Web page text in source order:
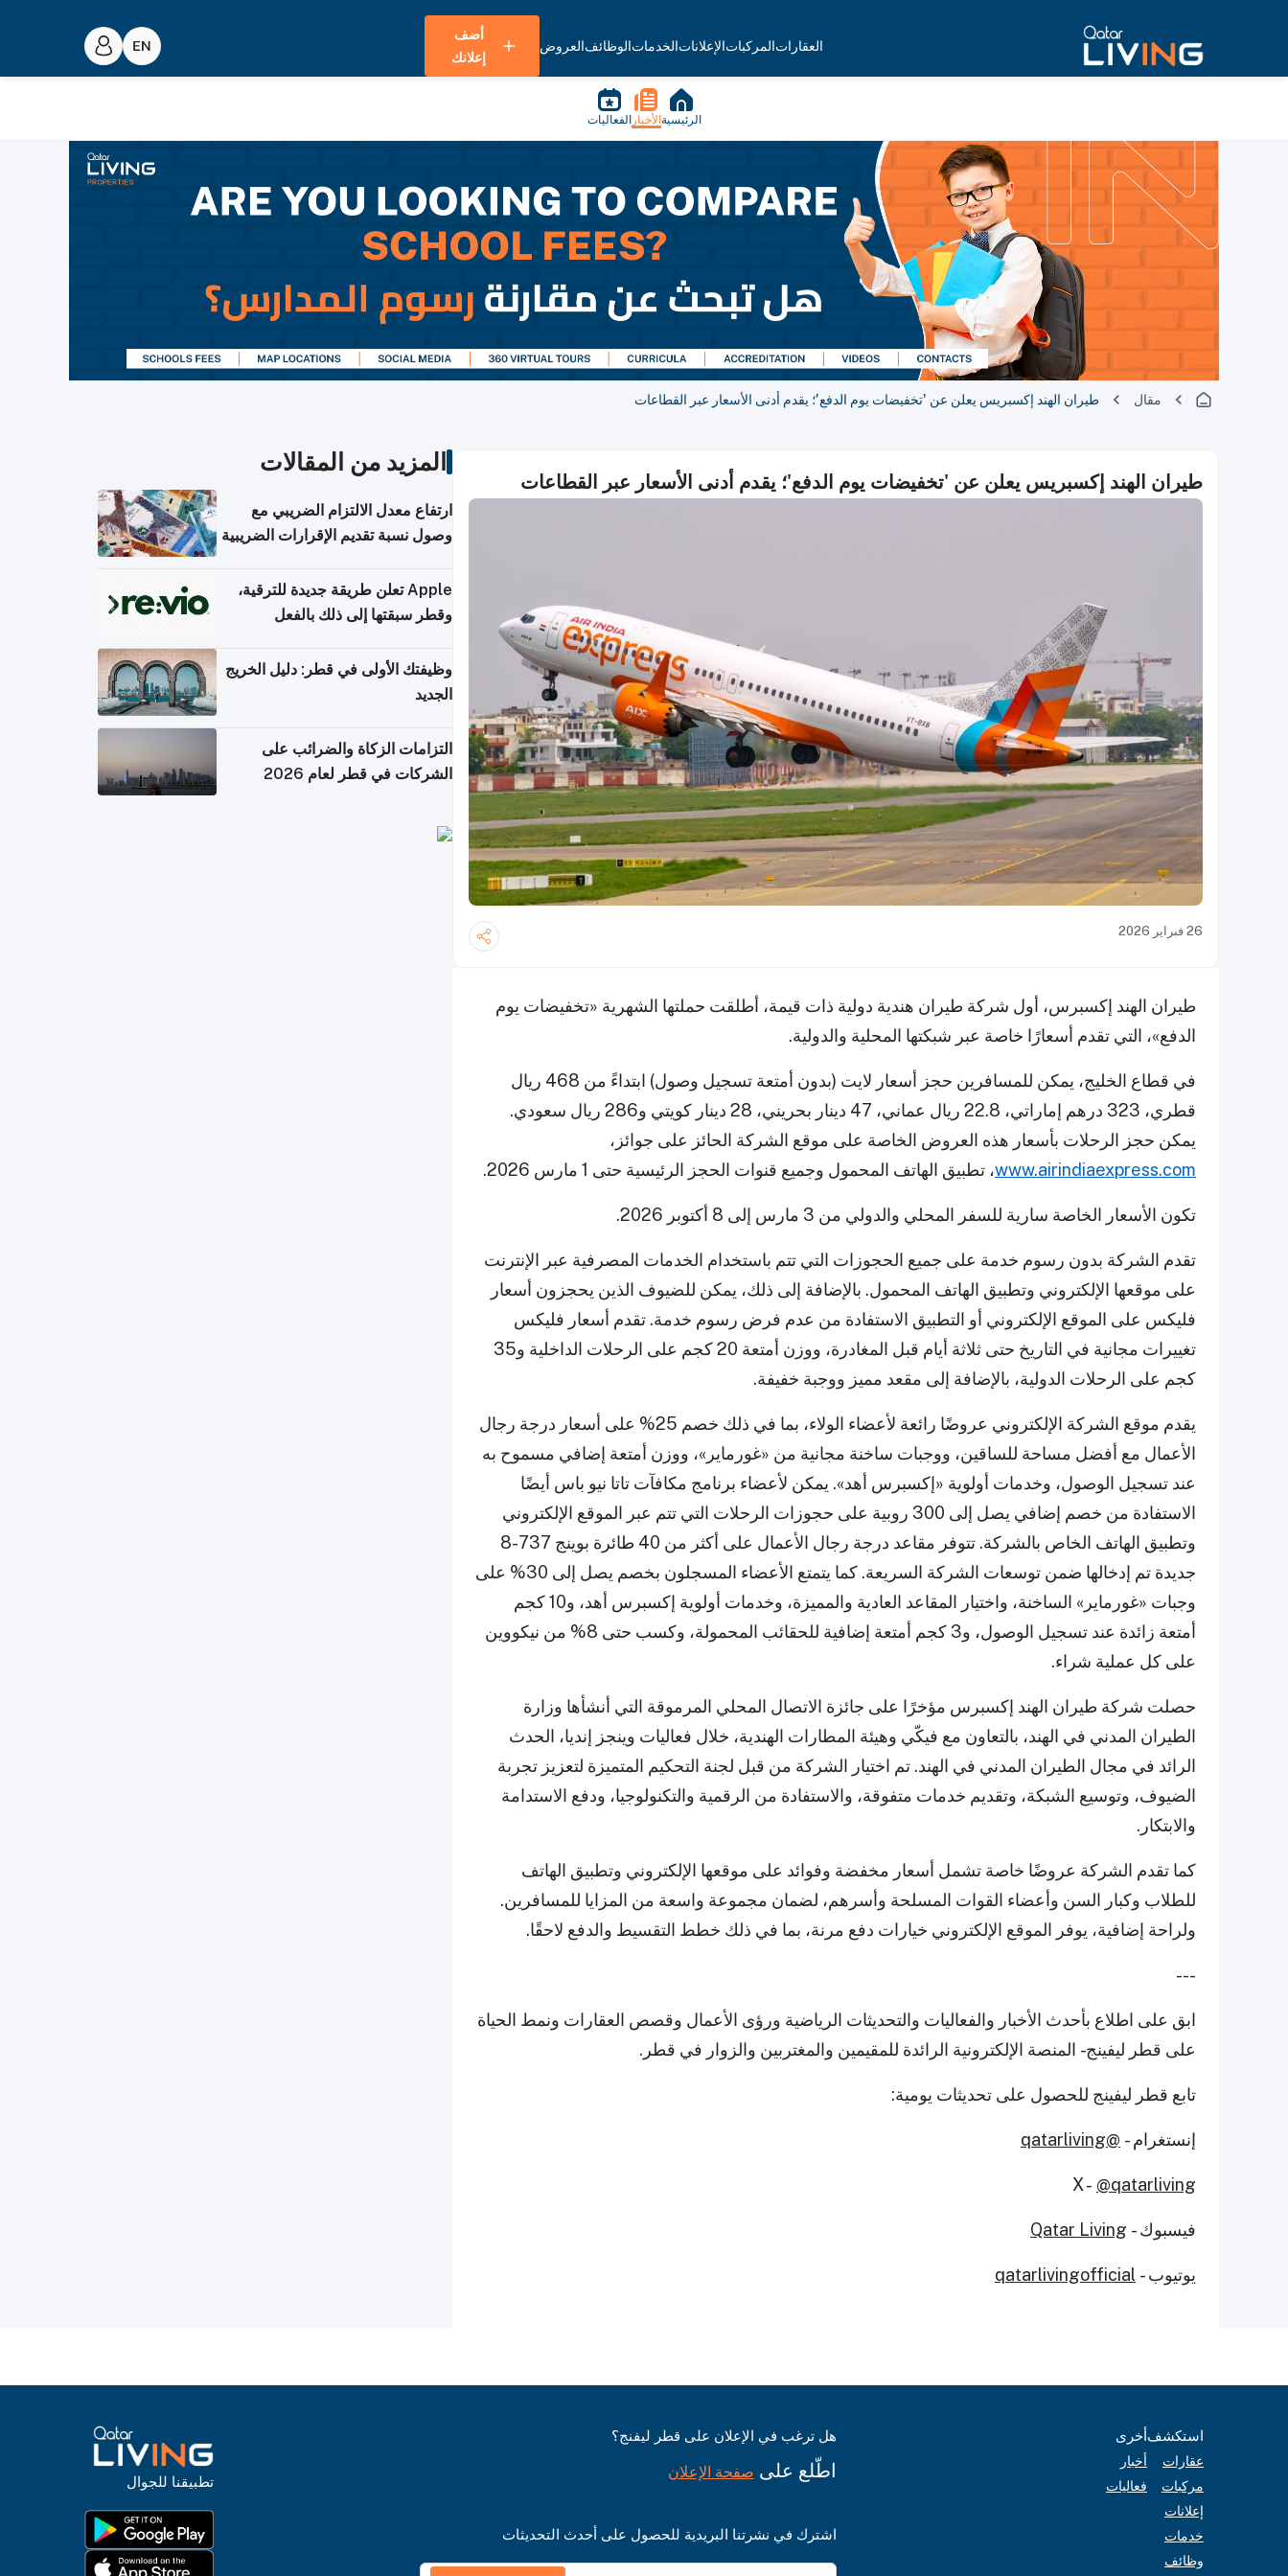
العقاراتالمركباتالإعلاناتالخدماتالوظائفالعروض
أضف
إعلانك
الرئيسية الأخبار الفعاليات
مقال طيران الهند إكسبريس يعلن عن 'تخفيضات يوم الدفع'؛ يقدم أدنى الأسعار عبر القطاعات
طيران الهند إكسبريس يعلن عن 'تخفيضات يوم الدفع'؛ يقدم أدنى الأسعار عبر القطاعات
26 فبراير 2026
طيران الهند إكسبرس، أول شركة طيران هندية دولية ذات قيمة، أطلقت حملتها الشهرية «تخفيضات يوم
الدفع»، التي تقدم أسعارًا خاصة عبر شبكتها المحلية والدولية.
في قطاع الخليج، يمكن للمسافرين حجز أسعار لايت (بدون أمتعة تسجيل وصول) ابتداءً من 468 ريال
قطري، 323 درهم إماراتي، 22.8 ريال عماني، 47 دينار بحريني، 28 دينار كويتي و286 ريال سعودي.
يمكن حجز الرحلات بأسعار هذه العروض الخاصة على موقع الشركة الحائز على جوائز،
www.airindiaexpress.com، تطبيق الهاتف المحمول وجميع قنوات الحجز الرئيسية حتى 1 مارس 2026.
تكون الأسعار الخاصة سارية للسفر المحلي والدولي من 3 مارس إلى 8 أكتوبر 2026.
تقدم الشركة بدون رسوم خدمة على جميع الحجوزات التي تتم باستخدام الخدمات المصرفية عبر الإنترنت
على موقعها الإلكتروني وتطبيق الهاتف المحمول. بالإضافة إلى ذلك، يمكن للضيوف الذين يحجزون أسعار
فليكس على الموقع الإلكتروني أو التطبيق الاستفادة من عدم فرض رسوم خدمة. تقدم أسعار فليكس
تغييرات مجانية في التاريخ حتى ثلاثة أيام قبل المغادرة، ووزن أمتعة 20 كجم على الرحلات الداخلية و35
كجم على الرحلات الدولية، بالإضافة إلى مقعد مميز ووجبة خفيفة.
يقدم موقع الشركة الإلكتروني عروضًا رائعة لأعضاء الولاء، بما في ذلك خصم 25% على أسعار درجة رجال
الأعمال مع أفضل مساحة للساقين، ووجبات ساخنة مجانية من «غورماير»، ووزن أمتعة إضافي مسموح به
عند تسجيل الوصول، وخدمات أولوية «إكسبرس أهد». يمكن لأعضاء برنامج مكافآت تاتا نيو باس أيضًا
الاستفادة من خصم إضافي يصل إلى 300 روبية على حجوزات الرحلات التي تتم عبر الموقع الإلكتروني
وتطبيق الهاتف الخاص بالشركة. تتوفر مقاعد درجة رجال الأعمال على أكثر من 40 طائرة بوينج 737-8
جديدة تم إدخالها ضمن توسعات الشركة السريعة. كما يتمتع الأعضاء المسجلون بخصم يصل إلى 30% على
وجبات «غورماير» الساخنة، واختيار المقاعد العادية والمميزة، وخدمات أولوية إكسبرس أهد، و10 كجم
أمتعة زائدة عند تسجيل الوصول، و3 كجم أمتعة إضافية للحقائب المحمولة، وكسب حتى 8% من نيكووين
على كل عملية شراء.
حصلت شركة طيران الهند إكسبرس مؤخرًا على جائزة الاتصال المحلي المرموقة التي أنشأها وزارة
الطيران المدني في الهند، بالتعاون مع فيكّي وهيئة المطارات الهندية، خلال فعاليات وينجز إنديا، الحدث
الرائد في مجال الطيران المدني في الهند. تم اختيار الشركة من قبل لجنة التحكيم المتميزة لتعزيز تجربة
الضيوف، وتوسيع الشبكة، وتقديم خدمات متفوقة، والاستفادة من الرقمية والتكنولوجيا، ودفع الاستدامة
والابتكار.
كما تقدم الشركة عروضًا خاصة تشمل أسعار مخفضة وفوائد على موقعها الإلكتروني وتطبيق الهاتف
للطلاب وكبار السن وأعضاء القوات المسلحة وأسرهم، لضمان مجموعة واسعة من المزايا للمسافرين.
ولراحة إضافية، يوفر الموقع الإلكتروني خيارات دفع مرنة، بما في ذلك خطط التقسيط والدفع لاحقًا.
---
ابق على اطلاع بأحدث الأخبار والفعاليات والتحديثات الرياضية ورؤى الأعمال وقصص العقارات ونمط الحياة
على قطر ليفينج - المنصة الإلكترونية الرائدة للمقيمين والمغتربين والزوار في قطر.
تابع قطر ليفينج للحصول على تحديثات يومية:
إنستغرام - @qatarliving
X - @qatarliving
فيسبوك - Qatar Living
يوتيوب - qatarlivingofficial
المزيد من المقالات
ارتفاع معدل الالتزام الضريبي مع
وصول نسبة تقديم الإقرارات الضريبية
Apple تعلن طريقة جديدة للترقية،
وقطر سبقتها إلى ذلك بالفعل
وظيفتك الأولى في قطر: دليل الخريج
الجديد
التزامات الزكاة والضرائب على
الشركات في قطر لعام 2026
استكشف
عقارات
مركبات
إعلانات
خدمات
وظائف
أخرى
أخبار
فعاليات
هل ترغب في الإعلان على قطر ليفنج؟
اطّلع على صفحة الإعلان
اشترك في نشرتنا البريدية للحصول على أحدث التحديثات
تطبيقنا للجوال